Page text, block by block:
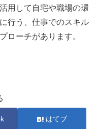
用して自宅や職場の環
行う、仕事でのスキル
ローチがあります。
はてブ